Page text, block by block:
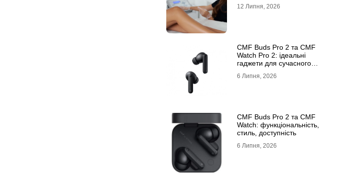
12 Липня, 2026
CMF Buds Pro 2 та CMF
Watch Pro 2: ідеальні
гаджети для сучасного
6 Липня, 2026
CMF Buds Pro 2 та CMF
Watch: функціональність,
стиль, доступність
6 Липня, 2026